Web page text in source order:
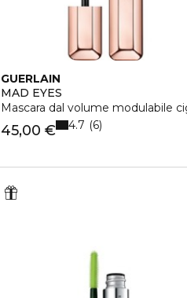
GUERLAIN
MAD EYES
Mascara dal volume modulabile
45,00 € 4.7 6